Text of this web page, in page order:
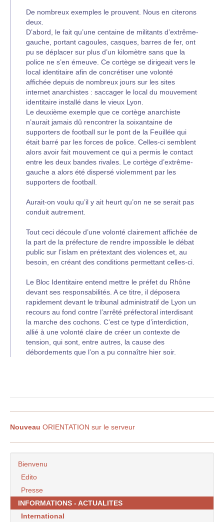
De nombreux exemples le prouvent. Nous en citerons
deux.
D’abord, le fait qu’une centaine de militants d’extrême-
gauche, portant cagoules, casques, barres de fer, ont
pu se déplacer sur plus d’un kilomètre sans que la
police ne s’en émeuve. Ce cortège se dirigeait vers le
local identitaire afin de concrétiser une volonté
affichée depuis de nombreux jours sur les sites
internet anarchistes : saccager le local du mouvement
identitaire installé dans le vieux Lyon.
Le deuxième exemple que ce cortège anarchiste
n’aurait jamais dû rencontrer la soixantaine de
supporters de football sur le pont de la Feuillée qui
était barré par les forces de police. Celles-ci semblent
alors avoir fait mouvement ce qui a permis le contact
entre les deux bandes rivales. Le cortège d’extrême-
gauche a alors été dispersé violemment par les
supporters de football.
Aurait-on voulu qu’il y ait heurt qu’on ne se serait pas
conduit autrement.
Tout ceci découle d’une volonté clairement affichée de
la part de la préfecture de rendre impossible le débat
public sur l’islam en prétextant des violences et, au
besoin, en créant des conditions permettant celles-ci.
Le Bloc Identitaire entend mettre le préfet du Rhône
devant ses responsabilités. A ce titre, il déposera
rapidement devant le tribunal administratif de Lyon un
recours au fond contre l’arrêté préfectoral interdisant
la marche des cochons. C’est ce type d’interdiction,
allié à une volonté claire de créer un contexte de
tension, qui sont, entre autres, la cause des
débordements que l’on a pu connaître hier soir.
Nouveau ORIENTATION sur le serveur
Bienvenu
Edito
Presse
INFORMATIONS - ACTUALITES
International